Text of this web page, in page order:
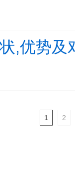
,优势及
1 2